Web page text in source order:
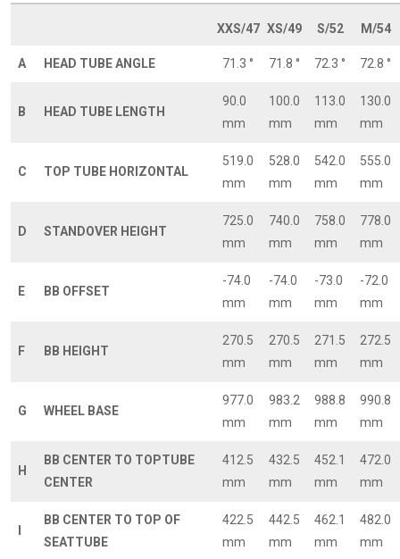
XXS/47 XS/49 S/52 M/54
A HEAD TUBE ANGLE 71.3 ° 71.8 ° 72.3 ° 72.8 °
B HEAD TUBE LENGTH
90.0
mm
100.0
mm
113.0
mm
130.0
mm
C TOP TUBE HORIZONTAL
519.0
mm
528.0
mm
542.0
mm
555.0
mm
D STANDOVER HEIGHT
725.0
mm
740.0
mm
758.0
mm
778.0
mm
E BB OFFSET
-74.0
mm
-74.0
mm
-73.0
mm
-72.0
mm
F BB HEIGHT
270.5
mm
270.5
mm
271.5
mm
272.5
mm
G WHEEL BASE
977.0
mm
983.2
mm
988.8
mm
990.8
mm
H
BB CENTER TO TOPTUBE
CENTER
412.5
mm
432.5
mm
452.1
mm
472.0
mm
BB CENTER TO TOP OF
SEATTUBE
422.5
mm
442.5
mm
462.1
mm
482.0
mm